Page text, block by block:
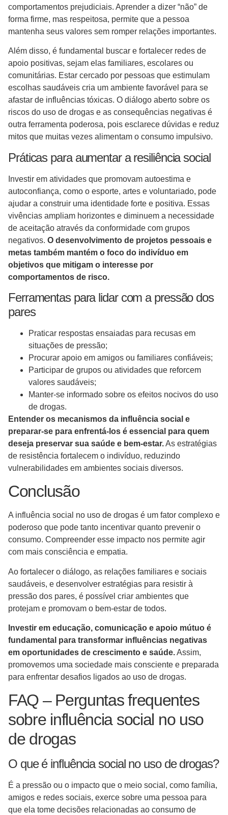
comportamentos prejudiciais. Aprender a dizer “não” de
forma firme, mas respeitosa, permite que a pessoa
mantenha seus valores sem romper relações importantes.
Além disso, é fundamental buscar e fortalecer redes de
apoio positivas, sejam elas familiares, escolares ou
comunitárias. Estar cercado por pessoas que estimulam
escolhas saudáveis cria um ambiente favorável para se
afastar de influências tóxicas. O diálogo aberto sobre os
riscos do uso de drogas e as consequências negativas é
outra ferramenta poderosa, pois esclarece dúvidas e reduz
mitos que muitas vezes alimentam o consumo impulsivo.
Práticas para aumentar a resiliência social
Investir em atividades que promovam autoestima e
autoconfiança, como o esporte, artes e voluntariado, pode
ajudar a construir uma identidade forte e positiva. Essas
vivências ampliam horizontes e diminuem a necessidade
de aceitação através da conformidade com grupos
negativos. O desenvolvimento de projetos pessoais e
metas também mantém o foco do indivíduo em
objetivos que mitigam o interesse por
comportamentos de risco.
Ferramentas para lidar com a pressão dos
pares
Praticar respostas ensaiadas para recusas em
situações de pressão;
Procurar apoio em amigos ou familiares confiáveis;
Participar de grupos ou atividades que reforcem
valores saudáveis;
Manter-se informado sobre os efeitos nocivos do uso
de drogas.
Entender os mecanismos da influência social e
preparar-se para enfrentá-los é essencial para quem
deseja preservar sua saúde e bem-estar.As estratégias
de resistência fortalecem o indivíduo, reduzindo
vulnerabilidades em ambientes sociais diversos.
Conclusão
A influência social no uso de drogas é um fator complexo e
poderoso que pode tanto incentivar quanto prevenir o
consumo. Compreender esse impacto nos permite agir
com mais consciência e empatia.
Ao fortalecer o diálogo, as relações familiares e sociais
saudáveis, e desenvolver estratégias para resistir à
pressão dos pares, é possível criar ambientes que
protejam e promovam o bem-estar de todos.
Investir em educação, comunicação e apoio mútuo é
fundamental para transformar influências negativas
em oportunidades de crescimento e saúde.Assim,
promovemos uma sociedade mais consciente e preparada
para enfrentar desafios ligados ao uso de drogas.
FAQ – Perguntas frequentes
sobre influência social no uso
de drogas
O que é influência social no uso de drogas?
É a pressão ou o impacto que o meio social, como família,
amigos e redes sociais, exerce sobre uma pessoa para
que ela tome decisões relacionadas ao consumo de